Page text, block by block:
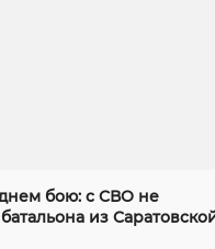
бою: с СВО не
из